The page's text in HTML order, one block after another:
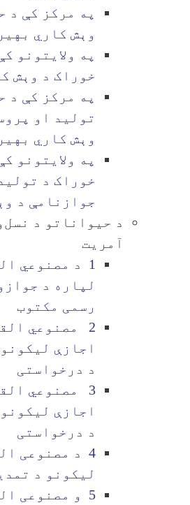
په مرکز کې د
وېش کاري بهیر
په ولایتونو
خوراک د وېش
په مرکز کې د
تولید او
وېش کاري بهیر
په ولایتونو
خوراک د
جوازنامې د
د حیواناتو د
آمریت
1 د مصنوعي
لپاره د
رسمی مکتوب
2 مصنوعي
اجازې
د درخواستی
3 مصنوعي
اجازې
د درخواستی
4 د مصنوعی
لیکونو د
5 و مصنوعی